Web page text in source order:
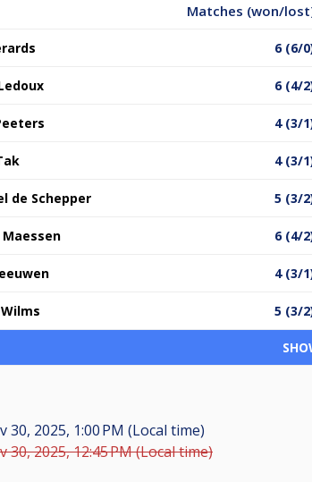
Matches (won/
6 (6/
6 (4/
4 (3/
4 (3/
de Schepper 5 (3/
Maessen 6 (4/
4 (3/
5 (3/
30, 2025, 1:00 PM (Local time)
30, 2025, 12:45 PM (Local time)